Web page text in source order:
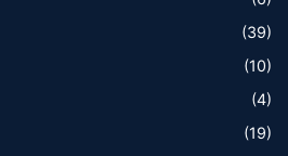
(39)
(10)
(4)
(19)